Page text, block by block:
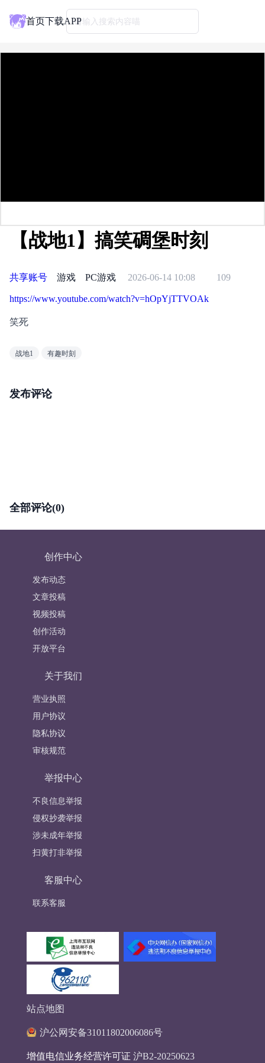
首页下载APP请输入搜索内容喵
【战地1】搞笑碉堡时刻
共享账号 游戏 PC游戏 2026-06-14 10:08 109
https://www.youtube.com/watch?v=hOpYjTTVOAk
笑死
战地1 有趣时刻
发布评论
全部评论(0)
创作中心
发布动态
文章投稿
视频投稿
创作活动
开放平台
关于我们
营业执照
用户协议
隐私协议
审核规范
举报中心
不良信息举报
侵权抄袭举报
涉未成年举报
扫黄打非举报
客服中心
联系客服
站点地图
沪公网安备31011802006086号
增值电信业务经营许可证 沪B2-20250623